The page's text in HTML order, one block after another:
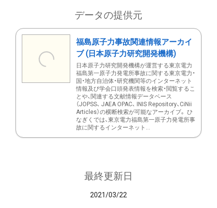
データの提供元
福島原子力事故関連情報アーカイ
ブ (日本原子力研究開発機構)
日本原子力研究開発機構が運営する東京電力
福島第一原子力発電所事故に関する東京電力・
国・地方自治体・研究機関等のインターネット
情報及び学会口頭発表情報を検索・閲覧するこ
とや、関連する文献情報データベース
（JOPSS、 JAEA OPAC、 INIS Repository、CiNii
Articles）の横断検索が可能なアーカイブ。 ひ
なぎくでは、東京電力福島第一原子力発電所事
故に関するインターネット...
最終更新日
2021/03/22